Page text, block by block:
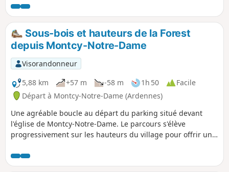
se trouvent à l'entrée de la Vallée de la Meuse (La Valeye).
Quelques points de vue appréciables, même si certains
points de passage obligés vous amènent à de petits trajets
en agglomération. Vous pouvez aussi choisir de faire ce
circuit en sens inverse.
Sous-bois et hauteurs de la Forest
depuis Montcy-Notre-Dame
Visorandonneur
5,88 km
+57 m -58 m 1h 50
Facile
Départ à Montcy-Notre-Dame (Ardennes)
Une agréable boucle au départ du parking situé devant
l'église de Montcy-Notre-Dame. Le parcours s'élève
progressivement sur les hauteurs du village pour offrir une
ombragés en sous-bois dans le secteur de la Forest, idéal
pour une sortie au frais les jours de chaleur.